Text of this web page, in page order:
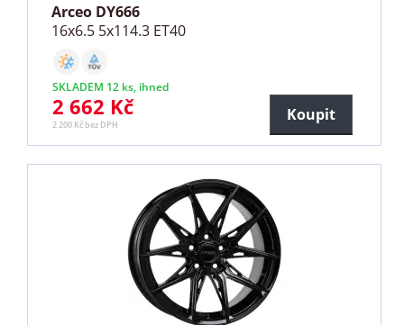
Arceo DY666
16x6.5 5x114.3 ET40
SKLADEM 12 ks, ihned
2 662 Kč
2 200 Kč bez DPH
Koupit